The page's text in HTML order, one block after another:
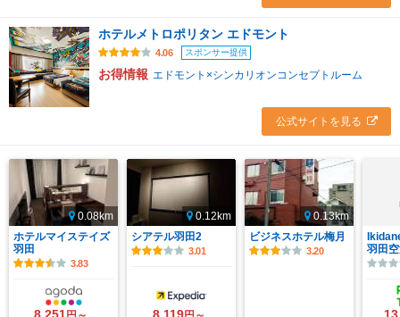
ホテルメトロポリタン エドモント
4.06 スポンサー提供
お得情報 エドモント×シンカリオンコンセプトルーム
公式サイトを見る
0.08km
ホテルマイステイズ
羽田
3.83
8,251
0.12km
シアテル羽田2
3.01
8,119
0.13km
ビジネスホテル梅月
3.20
羽田